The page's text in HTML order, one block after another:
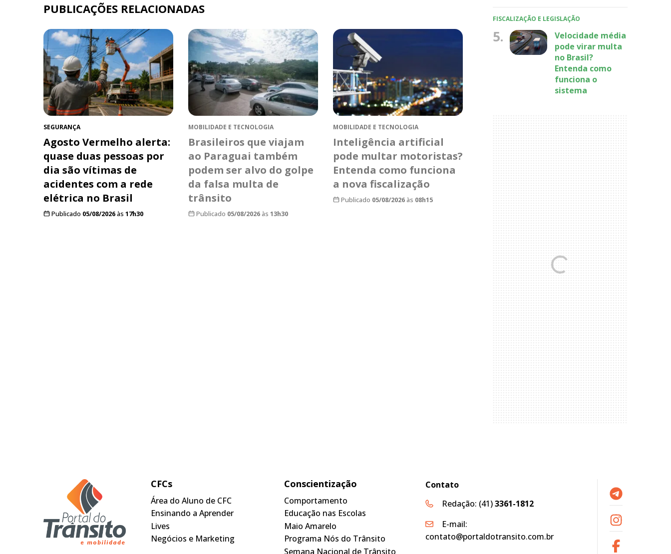
PUBLICAÇÕES RELACIONADAS
SEGURANÇA
Agosto Vermelho alerta:
quase duas pessoas por
dia são vítimas de
acidentes com a rede
elétrica no Brasil
Publicado 05/08/2026às 17h30
MOBILIDADE E TECNOLOGIA
Brasileiros que viajam
ao Paraguai também
podem ser alvo do golpe
da falsa multa de
trânsito
Publicado 05/08/2026às 13h30
MOBILIDADE E TECNOLOGIA
Inteligência artificial
pode multar motoristas?
Entenda como funciona
a nova fiscalização
Publicado 05/08/2026às 08h15
FISCALIZAÇÃO E LEGISLAÇÃO
5.
Velocidade média
pode virar multa
no Brasil?
Entenda como
funciona o
sistema
CFCs
Área do Aluno de CFC
Ensinando a Aprender
Lives
Negócios e Marketing
Conscientização
Comportamento
Educação nas Escolas
Maio Amarelo
Programa Nós do Trânsito
Semana Nacional de Trânsito
Contato
Redação: (41)3361-1812
E-mail:
contato@portaldotransito.com.br